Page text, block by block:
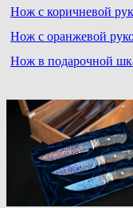
Нож c коричневой
Нож с оранжевой
Нож в подарочной